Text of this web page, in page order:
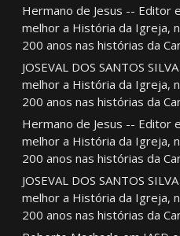
Hermano de Jesus -- Editor
melhor a História da Igreja,
200 anos nas histórias da
JOSEVAL DOS SANTOS SILVA
melhor a História da Igreja,
200 anos nas histórias da
Hermano de Jesus -- Editor
melhor a História da Igreja,
200 anos nas histórias da
JOSEVAL DOS SANTOS SILVA
melhor a História da Igreja,
200 anos nas histórias da